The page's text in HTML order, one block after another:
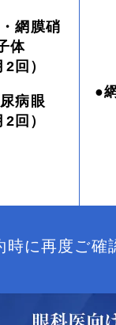
網膜硝
体
2回）
病眼
2回）
●
に再度ご確